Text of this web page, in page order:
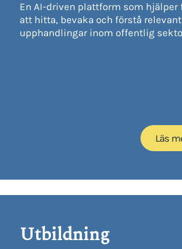
En AI-driven plattform som hjälper
att hitta, bevaka och förstå
upphandlingar inom offentlig
Läs
Utbildning